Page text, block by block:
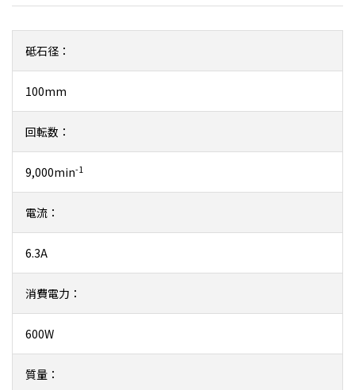
砥石径：
100mm
回転数：
9,000min-1
電流：
6.3A
消費電力：
600W
質量：